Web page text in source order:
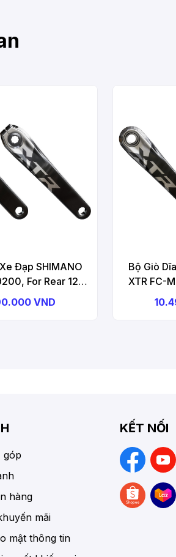
Đạp SHIMANO
For Rear 12-
2, 175mm,
VND
Bộ Giò
XTR FC-
Speed,
góp
hàng
mãi
mật thông tin
KẾT NỐI